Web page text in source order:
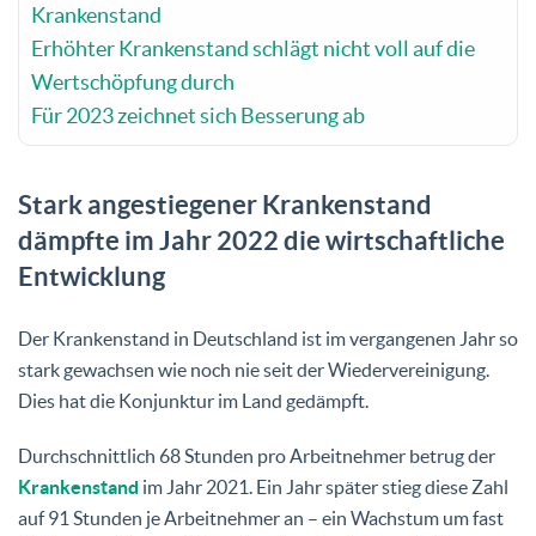
Krankenstand
Erhöhter Krankenstand schlägt nicht voll auf die
Wertschöpfung durch
Für 2023 zeichnet sich Besserung ab
Stark angestiegener Krankenstand
dämpfte im Jahr 2022 die wirtschaftliche
Entwicklung
Der Krankenstand in Deutschland ist im vergangenen Jahr so
stark gewachsen wie noch nie seit der Wiedervereinigung.
Dies hat die Konjunktur im Land gedämpft.
Durchschnittlich 68 Stunden pro Arbeitnehmer betrug der
Krankenstand im Jahr 2021. Ein Jahr später stieg diese Zahl
auf 91 Stunden je Arbeitnehmer an – ein Wachstum um fast